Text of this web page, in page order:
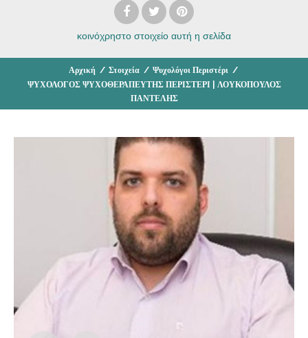
κοινόχρηστο στοιχείο αυτή η σελίδα
Αρχική / Στοιχεία / Ψυχολόγοι Περιστέρι /
ΨΥΧΟΛΟΓΟΣ ΨΥΧΟΘΕΡΑΠΕΥΤΗΣ ΠΕΡΙΣΤΕΡΙ | ΛΟΥΚΟΠΟΥΛΟΣ
ΠΑΝΤΕΛΗΣ